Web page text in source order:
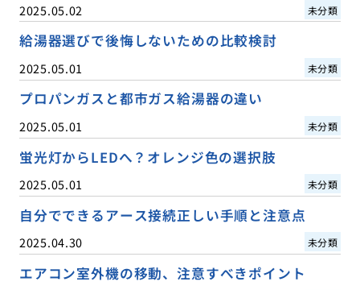
2025.05.02 未分類
給湯器選びで後悔しないための比較検討
2025.05.01 未分類
プロパンガスと都市ガス給湯器の違い
2025.05.01 未分類
蛍光灯からLEDへ？オレンジ色の選択肢
2025.05.01 未分類
自分でできるアース接続正しい手順と注意点
2025.04.30 未分類
エアコン室外機の移動、注意すべきポイント